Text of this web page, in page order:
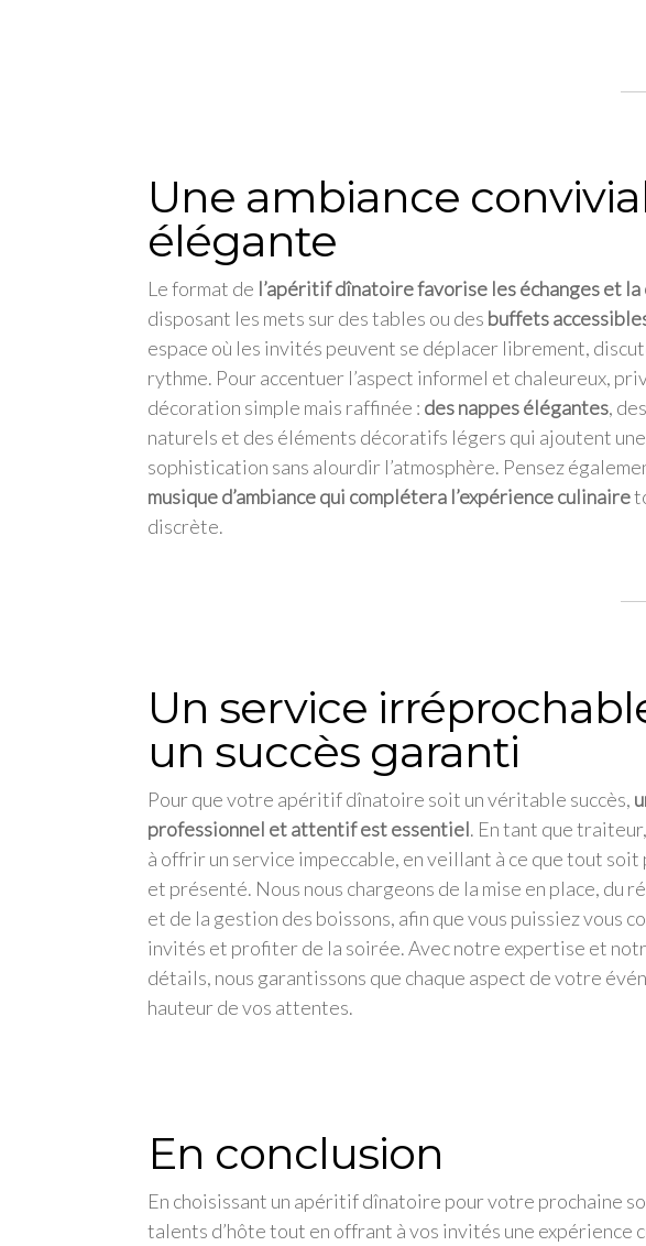
Une ambiance
élégante
Le format de l’apéritif dînatoire favorise les échanges et
disposant les mets sur des tables ou des buffets
espace où les invités peuvent se déplacer librement,
rythme. Pour accentuer l’aspect informel et chaleureux,
décoration simple mais raffinée : des nappes élégantes,
naturels et des éléments décoratifs légers qui ajoutent
sophistication sans alourdir l’atmosphère. Pensez
musique d’ambiance qui complétera l’expérience culinaire
discrète.
Un service
un succès garanti
Pour que votre apéritif dînatoire soit un véritable succès,
professionnel et attentif est essentiel. En tant que
à offrir un service impeccable, en veillant à ce que tout
et présenté. Nous nous chargeons de la mise en place, du
et de la gestion des boissons, afin que vous puissiez vous
invités et profiter de la soirée. Avec notre expertise et
détails, nous garantissons que chaque aspect de votre
hauteur de vos attentes.
En conclusion
En choisissant un apéritif dînatoire pour votre prochaine
talents d’hôte tout en offrant à vos invités une